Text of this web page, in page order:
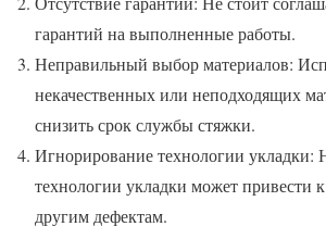
гарантий на выполненные работы.
Неправильный выбор материалов:
некачественных или неподходящих
снизить срок службы стяжки.
Игнорирование технологии укладки:
технологии укладки может привести
другим дефектам.